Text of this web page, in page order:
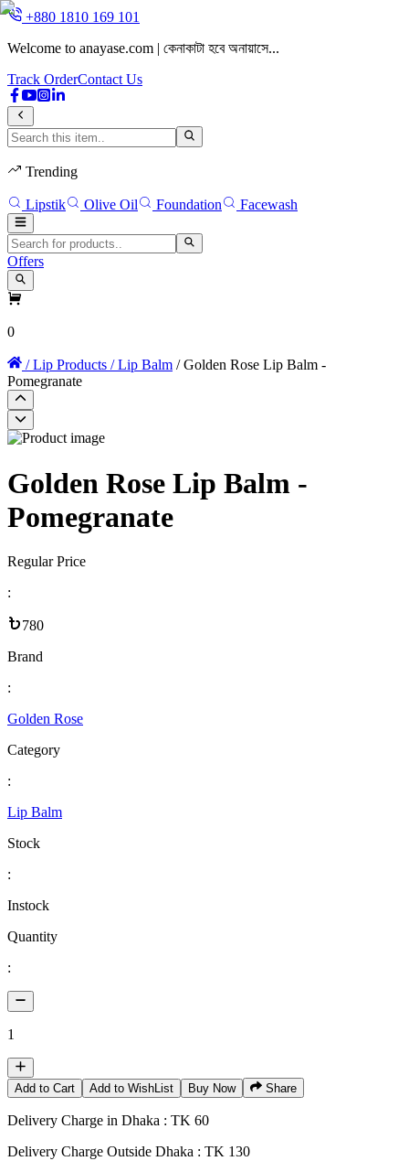
+880 1810 169 101
Welcome to anayase.com | কেনাকাটা হবে অনায়াসে...
Track OrderContact Us
Trending
Lipstik Olive Oil Foundation Facewash
Offers
0
/ Lip Products / Lip Balm / Golden Rose Lip Balm -
Pomegranate
Golden Rose Lip Balm -
Pomegranate
Regular Price
:
780
Brand
:
Golden Rose
Category
:
Lip Balm
Stock
:
Instock
Quantity
:
1
Add to Cart Add to WishList Buy Now Share
Delivery Charge in Dhaka : TK 60
Delivery Charge Outside Dhaka : TK 130